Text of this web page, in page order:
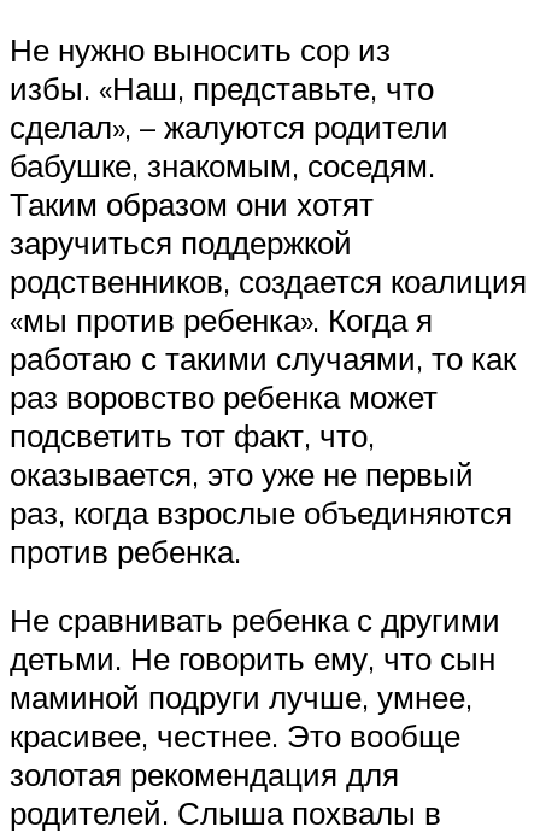
Не нужно выносить сор из
избы. «Наш, представьте, что
сделал», – жалуются родители
бабушке, знакомым, соседям.
Таким образом они хотят
заручиться поддержкой
родственников, создается коалиция
«мы против ребенка». Когда я
работаю с такими случаями, то как
раз воровство ребенка может
подсветить тот факт, что,
оказывается, это уже не первый
раз, когда взрослые объединяются
против ребенка.
Не сравнивать ребенка с другими
детьми. Не говорить ему, что сын
маминой подруги лучше, умнее,
красивее, честнее. Это вообще
золотая рекомендация для
родителей. Слыша похвалы в